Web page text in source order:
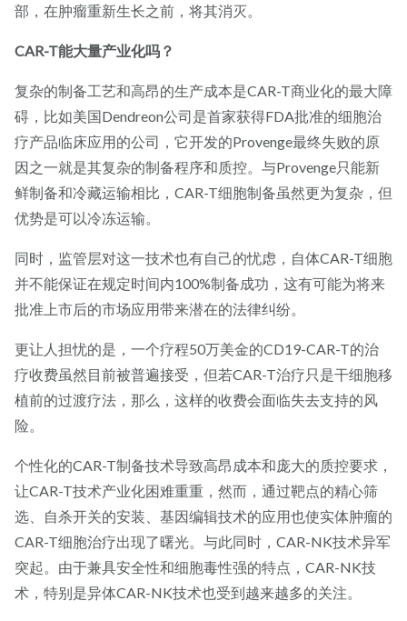
部，在肿瘤重新生长之前，将其消灭。
CAR-T能大量产业化吗？
复杂的制备工艺和高昂的生产成本是CAR-T商业化的最大障
碍，比如美国Dendreon公司是首家获得FDA批准的细胞治
疗产品临床应用的公司，它开发的Provenge最终失败的原
因之一就是其复杂的制备程序和质控。与Provenge只能新
鲜制备和冷藏运输相比，CAR-T细胞制备虽然更为复杂，但
优势是可以冷冻运输。
同时，监管层对这一技术也有自己的忧虑，自体CAR-T细胞
并不能保证在规定时间内100%制备成功，这有可能为将来
批准上市后的市场应用带来潜在的法律纠纷。
更让人担忧的是，一个疗程50万美金的CD19-CAR-T的治
疗收费虽然目前被普遍接受，但若CAR-T治疗只是干细胞移
植前的过渡疗法，那么，这样的收费会面临失去支持的风
险。
个性化的CAR-T制备技术导致高昂成本和庞大的质控要求，
让CAR-T技术产业化困难重重，然而，通过靶点的精心筛
选、自杀开关的安装、基因编辑技术的应用也使实体肿瘤的
CAR-T细胞治疗出现了曙光。与此同时，CAR-NK技术异军
突起。由于兼具安全性和细胞毒性强的特点，CAR-NK技
术，特别是异体CAR-NK技术也受到越来越多的关注。